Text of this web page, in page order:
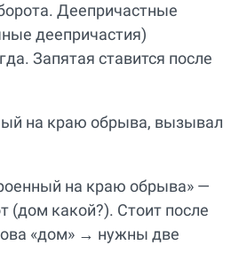
Деепричастные
деепричастия)
Запятая ставится после
на краю обрыва, вызывал
на краю обрыва» —
(дом какой?). Стоит после
«дом» → нужны две